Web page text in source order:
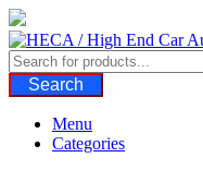
Skip
to
content
Search
Menu
Categories